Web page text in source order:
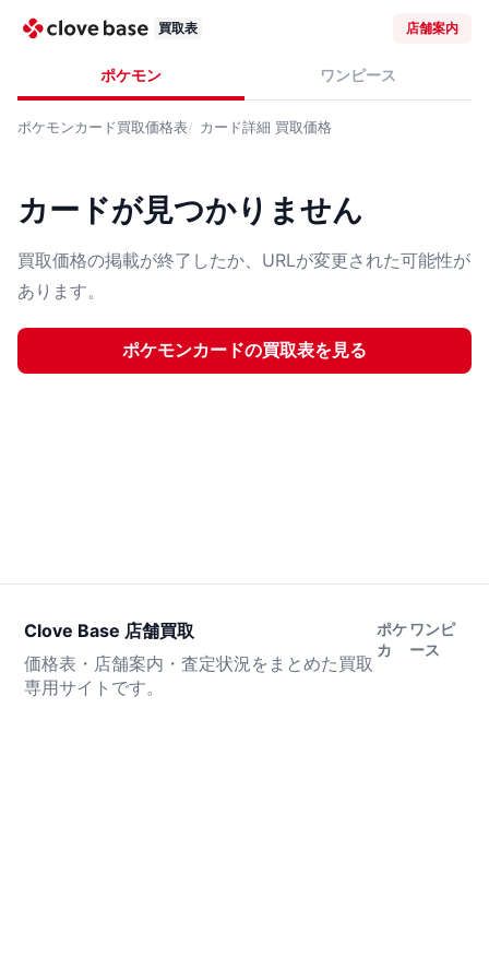
買取表 店舗案内
ポケモン ワンピース
ポケモンカード買取価格表 カード詳細 買取価格
カードが見つかりません
買取価格の掲載が終了したか、URLが変更された可能性が
あります。
ポケモンカードの買取表を見る
Clove Base 店舗買取
価格表・店舗案内・査定状況をまとめた買取
専用サイトです。
ポケ
カ
ワンピ
ース